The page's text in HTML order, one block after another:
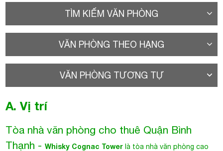
TÌM KIẾM VĂN PHÒNG
VĂN PHÒNG THEO HẠNG
VĂN PHÒNG TƯƠNG TỰ
A. Vị trí
Tòa nhà văn phòng cho thuê Quận Bình
Thạnh -Whisky Cognac Tower là tòa nhà văn phòng cao